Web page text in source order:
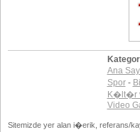
Ana
Spor-
K�lt�r
Video
Sitemizde yer alan i�erik, referans/